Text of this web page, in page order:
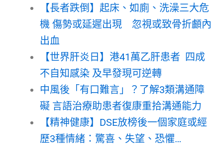
【長者跌倒】起床、如廁、洗澡三大危
機 傷勢或延遲出現 忽視或致骨折顱內
出血
【世界肝炎日】港41萬乙肝患者 四成
不自知感染 及早發現可逆轉
中風後「有口難言」？了解3類溝通障
礙 言語治療助患者復康重拾溝通能力
【精神健康】DSE放榜後一個家庭或經
歷3種情緒：驚喜、失望、恐懼…